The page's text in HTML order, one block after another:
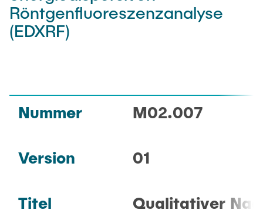
Beratung
Downloads
QM
GERÄTE
METHODEN
PRAKTIKUM
Röntgenfluoreszenzanalyse
(EDXRF)
Nummer M02.007
Version 01
Titel
Qualitativer